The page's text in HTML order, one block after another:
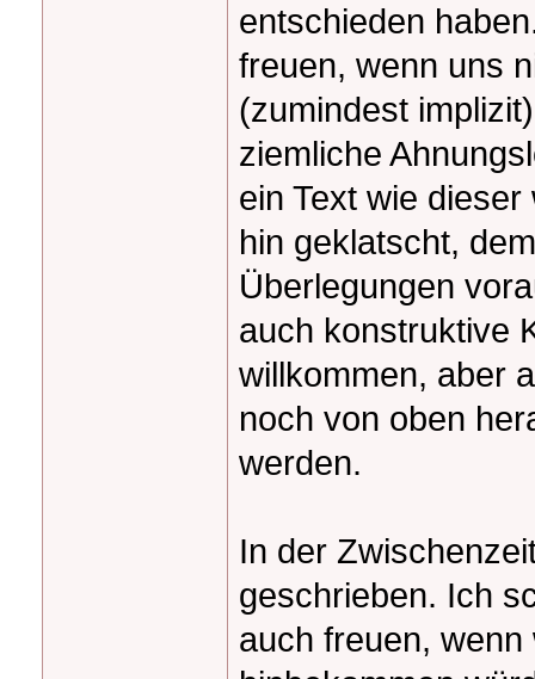
entschieden
freuen, wenn uns
(zumindest
ziemliche
ein Text wie
hin geklatscht,
Überlegungen
auch konstruktive
willkommen, aber
noch von oben
werden.
In der
geschrieben. Ich
auch freuen,